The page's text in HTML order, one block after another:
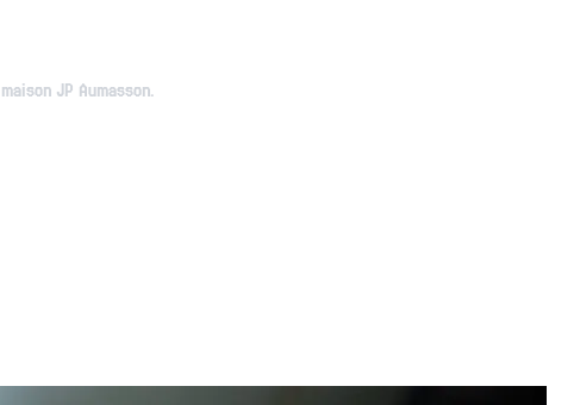
JP Aumasson.